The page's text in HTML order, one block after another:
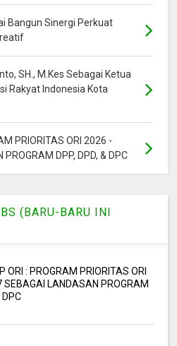
Bangun Sinergi Perkuat
SH., M.Kes Sebagai Ketua
Rakyat Indonesia Kota
PRIORITAS ORI 2026 -
DPP, DPD, & DPC
(BARU-BARU INI
ORI : PROGRAM PRIORITAS ORI
LANDASAN PROGRAM
DPC